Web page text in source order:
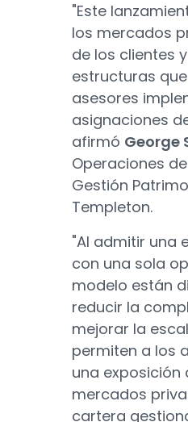
"Este
los mercados
de los clientes
estructuras
asesores
asignaciones
afirmó George
Operaciones
Gestión
Templeton.
"Al admitir una
con una sola
modelo están
reducir la
mejorar la
permiten a los
una exposición
mercados
cartera